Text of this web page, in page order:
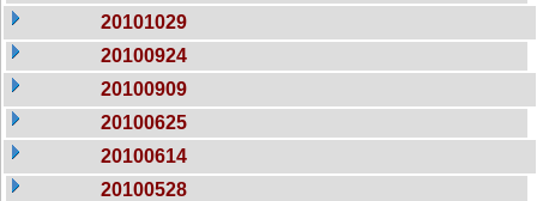
20101029
20100924
20100909
20100625
20100614
20100528